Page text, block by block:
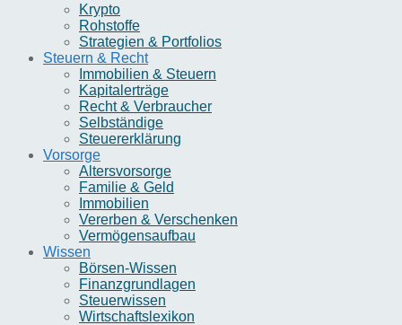
Krypto
Rohstoffe
Strategien & Portfolios
Steuern & Recht
Immobilien & Steuern
Kapitalerträge
Recht & Verbraucher
Selbständige
Steuererklärung
Vorsorge
Altersvorsorge
Familie & Geld
Immobilien
Vererben & Verschenken
Vermögensaufbau
Wissen
Börsen-Wissen
Finanzgrundlagen
Steuerwissen
Wirtschaftslexikon